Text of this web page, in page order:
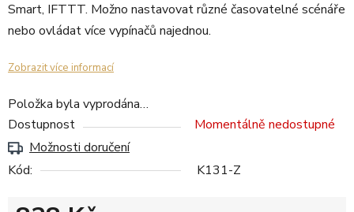
Smart, IFTTT. Možno nastavovat různé časovatelné scénáře
nebo ovládat více vypínačů najednou.
Zobrazit více informací
Položka byla vyprodána…
Dostupnost
Momentálně nedostupné
Možnosti doručení
Kód:
K131-Z